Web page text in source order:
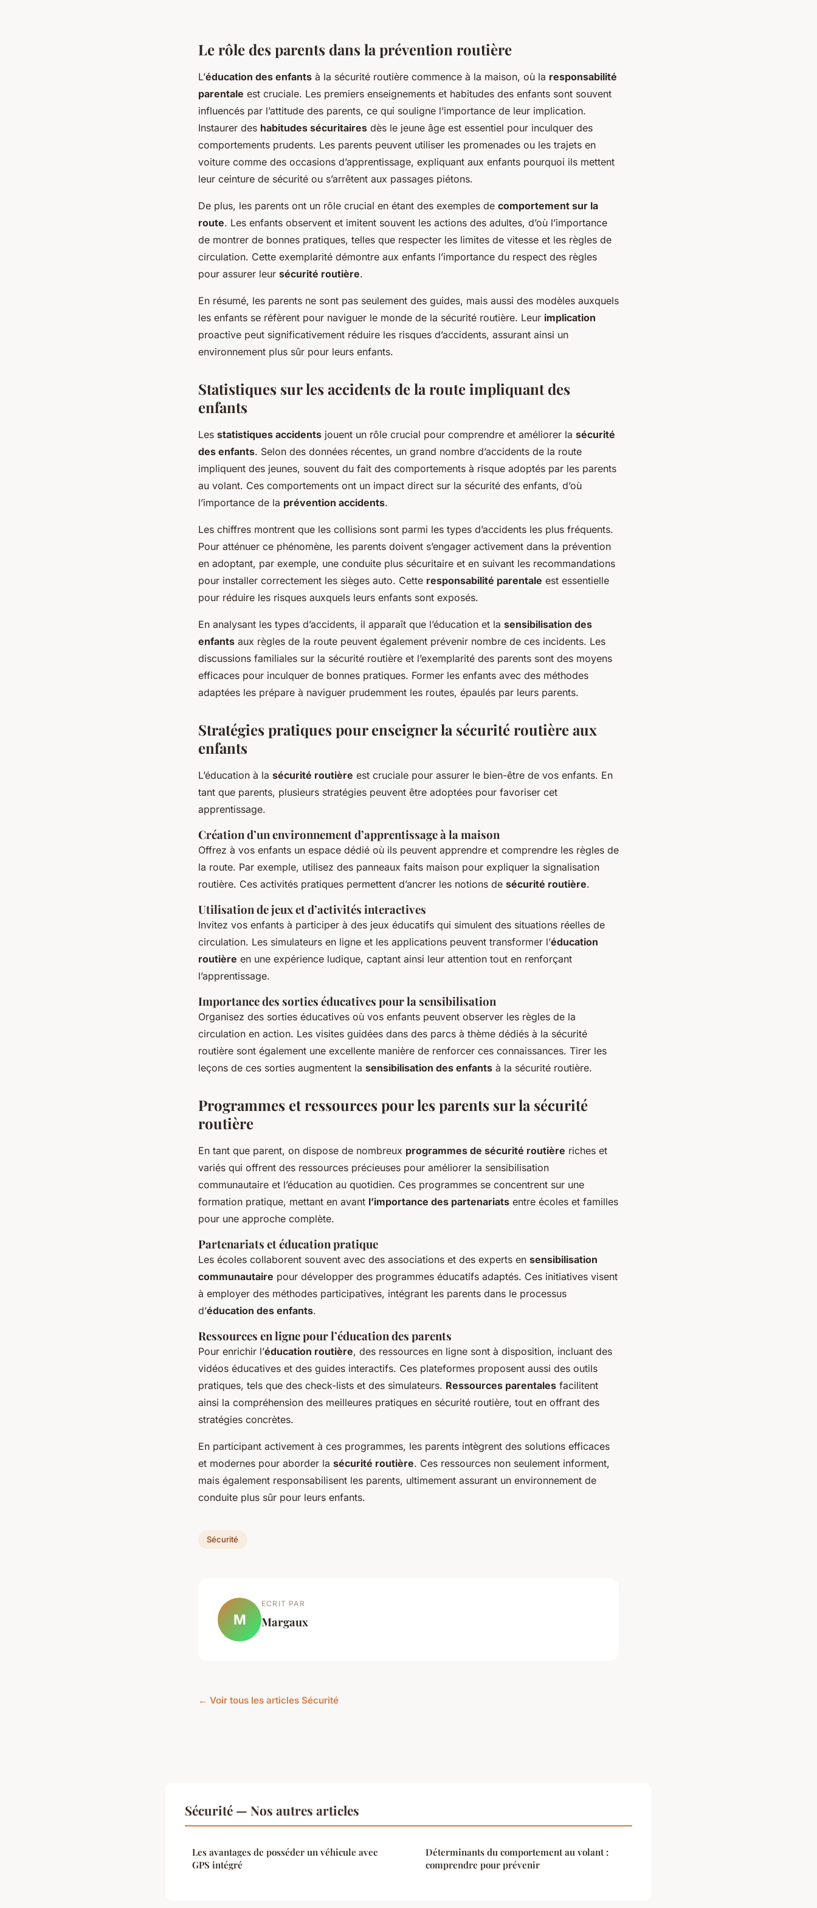
Le rôle des parents dans la prévention routière
L’éducation des enfants à la sécurité routière commence à la maison, où la responsabilité
parentale est cruciale. Les premiers enseignements et habitudes des enfants sont souvent
influencés par l’attitude des parents, ce qui souligne l’importance de leur implication.
Instaurer des habitudes sécuritaires dès le jeune âge est essentiel pour inculquer des
comportements prudents. Les parents peuvent utiliser les promenades ou les trajets en
voiture comme des occasions d’apprentissage, expliquant aux enfants pourquoi ils mettent
leur ceinture de sécurité ou s’arrêtent aux passages piétons.
De plus, les parents ont un rôle crucial en étant des exemples de comportement sur la
route. Les enfants observent et imitent souvent les actions des adultes, d’où l’importance
de montrer de bonnes pratiques, telles que respecter les limites de vitesse et les règles de
circulation. Cette exemplarité démontre aux enfants l’importance du respect des règles
pour assurer leur sécurité routière.
En résumé, les parents ne sont pas seulement des guides, mais aussi des modèles auxquels
les enfants se réfèrent pour naviguer le monde de la sécurité routière. Leur implication
proactive peut significativement réduire les risques d’accidents, assurant ainsi un
environnement plus sûr pour leurs enfants.
Statistiques sur les accidents de la route impliquant des
enfants
Les statistiques accidents jouent un rôle crucial pour comprendre et améliorer la sécurité
des enfants. Selon des données récentes, un grand nombre d’accidents de la route
impliquent des jeunes, souvent du fait des comportements à risque adoptés par les parents
au volant. Ces comportements ont un impact direct sur la sécurité des enfants, d’où
l’importance de la prévention accidents.
Les chiffres montrent que les collisions sont parmi les types d’accidents les plus fréquents.
Pour atténuer ce phénomène, les parents doivent s’engager activement dans la prévention
en adoptant, par exemple, une conduite plus sécuritaire et en suivant les recommandations
pour installer correctement les sièges auto. Cette responsabilité parentale est essentielle
pour réduire les risques auxquels leurs enfants sont exposés.
En analysant les types d’accidents, il apparaît que l’éducation et la sensibilisation des
enfants aux règles de la route peuvent également prévenir nombre de ces incidents. Les
discussions familiales sur la sécurité routière et l’exemplarité des parents sont des moyens
efficaces pour inculquer de bonnes pratiques. Former les enfants avec des méthodes
adaptées les prépare à naviguer prudemment les routes, épaulés par leurs parents.
Stratégies pratiques pour enseigner la sécurité routière aux
enfants
L’éducation à la sécurité routière est cruciale pour assurer le bien-être de vos enfants. En
tant que parents, plusieurs stratégies peuvent être adoptées pour favoriser cet
apprentissage.
Création d’un environnement d’apprentissage à la maison
Offrez à vos enfants un espace dédié où ils peuvent apprendre et comprendre les règles de
la route. Par exemple, utilisez des panneaux faits maison pour expliquer la signalisation
routière. Ces activités pratiques permettent d’ancrer les notions de sécurité routière.
Utilisation de jeux et d’activités interactives
Invitez vos enfants à participer à des jeux éducatifs qui simulent des situations réelles de
circulation. Les simulateurs en ligne et les applications peuvent transformer l’éducation
routière en une expérience ludique, captant ainsi leur attention tout en renforçant
l’apprentissage.
Importance des sorties éducatives pour la sensibilisation
Organisez des sorties éducatives où vos enfants peuvent observer les règles de la
circulation en action. Les visites guidées dans des parcs à thème dédiés à la sécurité
routière sont également une excellente manière de renforcer ces connaissances. Tirer les
leçons de ces sorties augmentent la sensibilisation des enfants à la sécurité routière.
Programmes et ressources pour les parents sur la sécurité
routière
En tant que parent, on dispose de nombreux programmes de sécurité routière riches et
variés qui offrent des ressources précieuses pour améliorer la sensibilisation
communautaire et l’éducation au quotidien. Ces programmes se concentrent sur une
formation pratique, mettant en avant l’importance des partenariats entre écoles et familles
pour une approche complète.
Partenariats et éducation pratique
Les écoles collaborent souvent avec des associations et des experts en sensibilisation
communautaire pour développer des programmes éducatifs adaptés. Ces initiatives visent
à employer des méthodes participatives, intégrant les parents dans le processus
d’éducation des enfants.
Ressources en ligne pour l’éducation des parents
Pour enrichir l’éducation routière, des ressources en ligne sont à disposition, incluant des
vidéos éducatives et des guides interactifs. Ces plateformes proposent aussi des outils
pratiques, tels que des check-lists et des simulateurs. Ressources parentales facilitent
ainsi la compréhension des meilleures pratiques en sécurité routière, tout en offrant des
stratégies concrètes.
En participant activement à ces programmes, les parents intègrent des solutions efficaces
et modernes pour aborder la sécurité routière. Ces ressources non seulement informent,
mais également responsabilisent les parents, ultimement assurant un environnement de
conduite plus sûr pour leurs enfants.
Sécurité
M
ECRIT PAR
Margaux
← Voir tous les articles Sécurité
Sécurité — Nos autres articles
Les avantages de posséder un véhicule avec
GPS intégré
Déterminants du comportement au volant :
comprendre pour prévenir